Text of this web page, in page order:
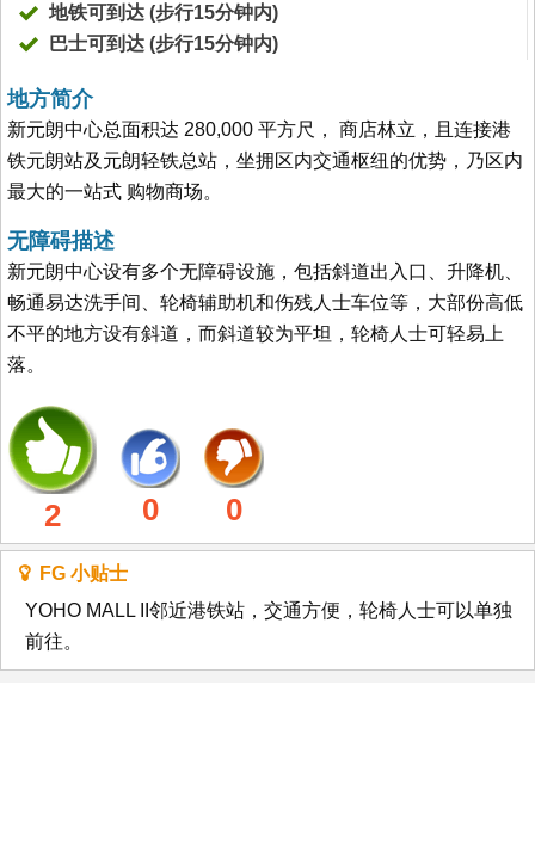
地铁可到达 (步行15分钟内)
巴士可到达 (步行15分钟内)
地方简介
新元朗中心总面积达 280,000 平方尺， 商店林立，且连接港
铁元朗站及元朗轻铁总站，坐拥区内交通枢纽的优势，乃区内
最大的一站式 购物商场。
无障碍描述
新元朗中心设有多个无障碍设施，包括斜道出入口、升降机、
畅通易达洗手间、轮椅辅助机和伤残人士车位等，大部份高低
不平的地方设有斜道，而斜道较为平坦，轮椅人士可轻易上
落。
2 0 0
FG 小贴士
YOHO MALL II邻近港铁站，交通方便，轮椅人士可以单独
前往。